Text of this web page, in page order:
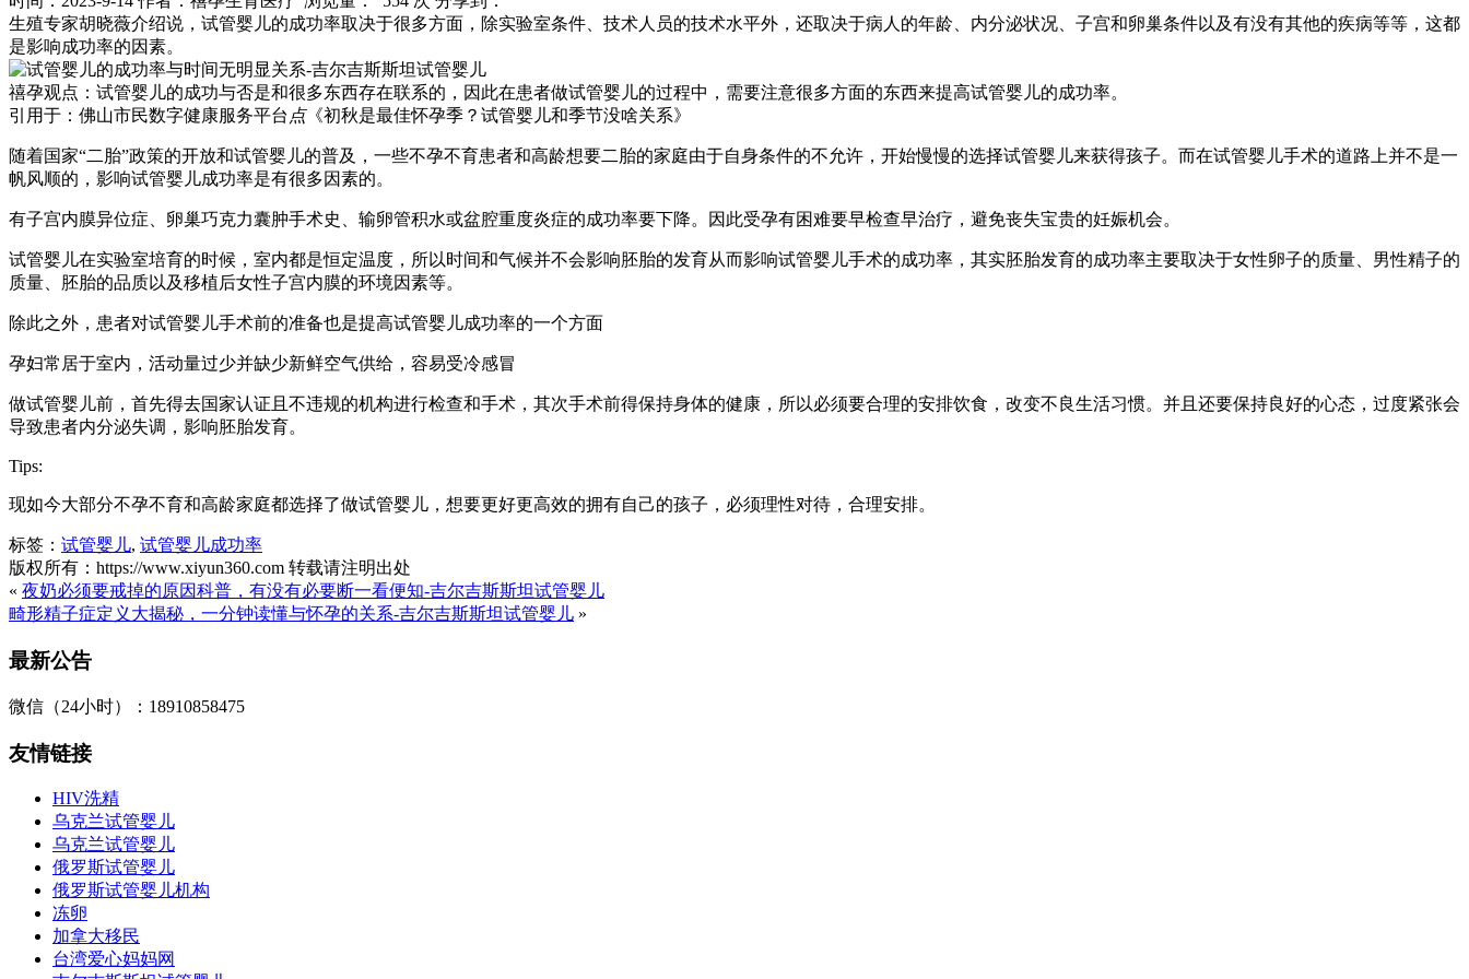
生殖专家胡晓薇介绍说，试管婴儿的成功率取决于很多方面，除实验室条件、技术人员的技术水平外，还取决于病人的年龄、内分泌状况、子宫和卵巢条件以及有没有其他的疾病等等，这都
是影响成功率的因素。
禧孕观点：试管婴儿的成功与否是和很多东西存在联系的，因此在患者做试管婴儿的过程中，需要注意很多方面的东西来提高试管婴儿的成功率。
引用于：佛山市民数字健康服务平台 点《初秋是最佳怀孕季？试管婴儿和季节没啥关系》
随着国家“二胎”政策的开放和试管婴儿的普及，一些不孕不育患者和高龄想要二胎的家庭由于自身条件的不允许，开始慢慢的选择试管婴儿来获得孩子。而在试管婴儿手术的道路上并不是一
帆风顺的，影响试管婴儿成功率是有很多因素的。
有子宫内膜异位症、卵巢巧克力囊肿手术史、输卵管积水或盆腔重度炎症的成功率要下降。因此受孕有困难要早检查早治疗，避免丧失宝贵的妊娠机会。
试管婴儿在实验室培育的时候，室内都是恒定温度，所以时间和气候并不会影响胚胎的发育从而影响试管婴儿手术的成功率，其实胚胎发育的成功率主要取决于女性卵子的质量、男性精子的
质量、胚胎的品质以及移植后女性子宫内膜的环境因素等。
除此之外，患者对试管婴儿手术前的准备也是提高试管婴儿成功率的一个方面
孕妇常居于室内，活动量过少并缺少新鲜空气供给，容易受冷感冒
做试管婴儿前，首先得去国家认证且不违规的机构进行检查和手术，其次手术前得保持身体的健康，所以必须要合理的安排饮食，改变不良生活习惯。并且还要保持良好的心态，过度紧张会
导致患者内分泌失调，影响胚胎发育。
Tips:
现如今大部分不孕不育和高龄家庭都选择了做试管婴儿，想要更好更高效的拥有自己的孩子，必须理性对待，合理安排。
标签： 试管婴儿, 试管婴儿成功率
版权所有：https://www.xiyun360.com 转载请注明出处
« 夜奶必须要戒掉的原因科普，有没有必要断一看便知-吉尔吉斯斯坦试管婴儿
畸形精子症定义大揭秘，一分钟读懂与怀孕的关系-吉尔吉斯斯坦试管婴儿 »
最新公告
微信（24小时）：18910858475
友情链接
HIV洗精
乌克兰试管婴儿
乌克兰试管婴儿
俄罗斯试管婴儿
俄罗斯试管婴儿机构
冻卵
加拿大移民
台湾爱心妈妈网